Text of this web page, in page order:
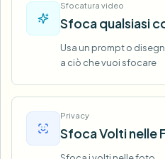
Sfocatura video
Sfoca qualsiasi
Usa un prompt o
a ciò che vuoi sfocare
Privacy
Sfoca Volti nelle